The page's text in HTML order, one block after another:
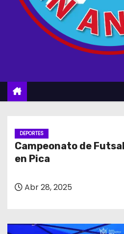
DEPORTES
Campeonato de
en Pica
Abr 28, 2025